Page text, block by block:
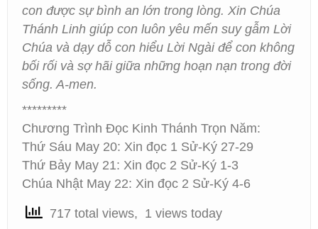
con được sự bình an lớn trong lòng. Xin Chúa
Thánh Linh giúp con luôn yêu mến suy gẫm Lời
Chúa và dạy dỗ con hiểu Lời Ngài để con không
bối rối và sợ hãi giữa những hoạn nạn trong đời
sống. A-men.
*********
Chương Trình Đọc Kinh Thánh Trọn Năm:
Thứ Sáu May 20: Xin đọc 1 Sử-Ký 27-29
Thứ Bảy May 21: Xin đọc 2 Sử-Ký 1-3
Chúa Nhật May 22: Xin đọc 2 Sử-Ký 4-6
717 total views, 1 views today